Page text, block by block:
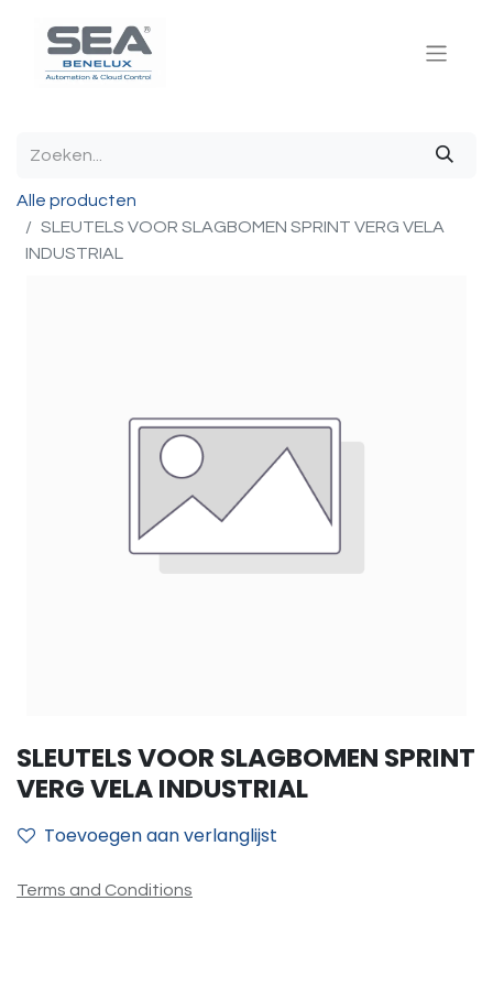
Alle producten
SLEUTELS VOOR SLAGBOMEN SPRINT VERG VELA
INDUSTRIAL
SLEUTELS VOOR SLAGBOMEN SPRINT
VERG VELA INDUSTRIAL
Toevoegen aan verlanglijst
Terms and Conditions